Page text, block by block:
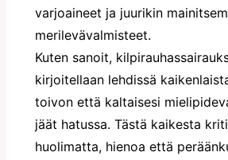
varjoaineet ja juurikin
merilevävalmisteet.
Kuten sanoit,
kirjoitellaan lehdissä
toivon että kaltaisesi
jäät hatussa. Tästä kaikesta
huolimatta, hienoa että